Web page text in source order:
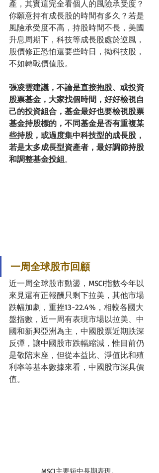
產，其實這完全看個人的風險承受度？
你願意持有成長股的時間有多久？若是
風險承受度不高，持股時間不長，美國
升息周期下，科技等成長股處於逆風，
股價修正恐怕還要些時日，拗科技股，
不如轉戰價值股。
張凌雲建議，不論是直接抱股、或投資
股票基金，大家找個時間，好好檢視自
己的投資組合，基金最好也要檢視股票
基金持股標的，不同基金是否有重複某
些持股，或過度集中科技型的成長股，
若是太多成長型資產者，最好調節持股
和調整基金投組。
一周全球股市回顧
近一周全球股市動盪，MSCI指數今年以
來見還有正報酬只剩下拉美，其他市場
跌幅加劇，重挫13-22.4%，相較各國大
盤指數，近一周有表現市場以拉美、中
國和新興亞洲為主，中國股票近期跌深
反彈，讓中國股市跌幅縮減，惟目前仍
是敬陪末座，但從本益比、淨值比和殖
利率等基本數據來看，中國股市深具價
值。
MSCI主要短中長期表現。